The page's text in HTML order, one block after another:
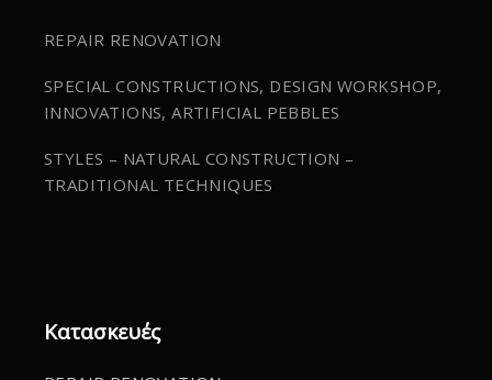
REPAIR RENOVATION
SPECIAL CONSTRUCTIONS, DESIGN WORKSHOP,
INNOVATIONS, ARTIFICIAL PEBBLES
STYLES – NATURAL CONSTRUCTION –
TRADITIONAL TECHNIQUES
Κατασκευές